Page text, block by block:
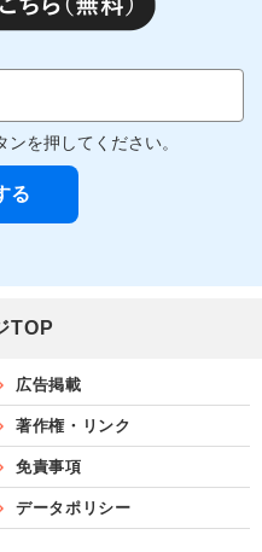
を押してください。
TOP
広告掲載
著作権・リンク
免責事項
データポリシー